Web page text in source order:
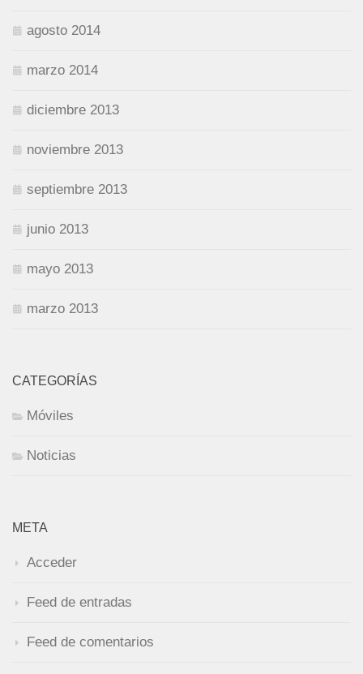
agosto 2014
marzo 2014
diciembre 2013
noviembre 2013
septiembre 2013
junio 2013
mayo 2013
marzo 2013
CATEGORÍAS
Móviles
Noticias
META
Acceder
Feed de entradas
Feed de comentarios